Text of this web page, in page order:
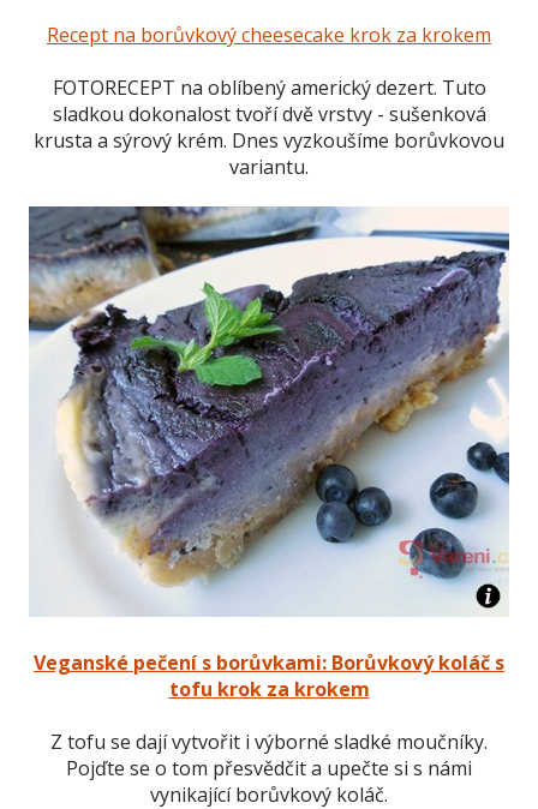
Recept na borůvkový cheesecake krok za krokem
FOTORECEPT na oblíbený americký dezert. Tuto
sladkou dokonalost tvoří dvě vrstvy - sušenková
krusta a sýrový krém. Dnes vyzkoušíme borůvkovou
variantu.
Veganské pečení s borůvkami: Borůvkový koláč s
tofu krok za krokem
Z tofu se dají vytvořit i výborné sladké moučníky.
Pojďte se o tom přesvědčit a upečte si s námi
vynikající borůvkový koláč.